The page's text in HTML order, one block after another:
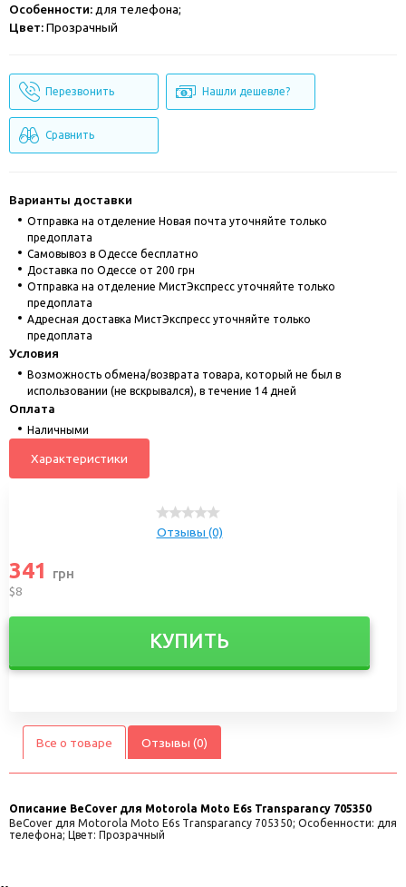
Особенности: для телефона;
Цвет:Прозрачный
Перезвонить Нашли дешевле?
Сравнить
Варианты доставки
Отправка на отделение Новая почта уточняйте только
предоплата
Cамовывоз в Одессе бесплатно
Доставка по Одессе от 200 грн
Отправка на отделение МистЭкспресс уточняйте только
предоплата
Адресная доставка МистЭкспресс уточняйте только
предоплата
Условия
Возможность обмена/возврата товара, который не был в
использовании (не вскрывался), в течение 14 дней
Оплата
Наличными
Характеристики
Отзывы (0)
341 грн
$8
КУПИТЬ
Все о товаре Отзывы (0)
Описание BeCover для Motorola Moto E6s Transparancy 705350
BeCover для Motorola Moto E6s Transparancy 705350; Особенности: для
телефона; Цвет: Прозрачный